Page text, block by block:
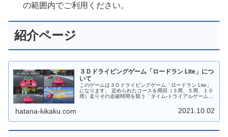
の範囲内でご利用ください。
紹介ページ
３Ｄドライビングゲーム「ロードラン Lite」につ
いて
このゲームは３Ｄドライビングゲーム「ロードラン Lite」
になります。 定められたコースを周回（３周、５周、１０
周）走りその走破時間を競う「タイム‐トライアルゲーム」
hatana-kikaku.com 2021.10.02